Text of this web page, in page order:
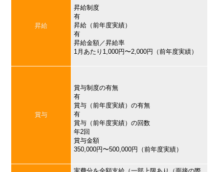
昇給
昇給制度
有
昇給（前年度実績）
有
昇給金額／昇給率
1月あたり1,000円〜2,000円（前年度実績）
賞与
賞与制度の有無
有
賞与（前年度実績）の有無
有
賞与（前年度実績）の回数
年2回
賞与金額
350,000円〜500,000円（前年度実績）